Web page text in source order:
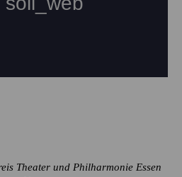
Theater und Philharmonie Essen